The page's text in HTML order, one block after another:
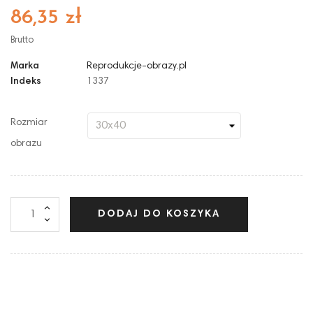
86,35 zł
Brutto
Marka
Reprodukcje-obrazy.pl
Indeks
1337
Rozmiar
obrazu
DODAJ DO KOSZYKA